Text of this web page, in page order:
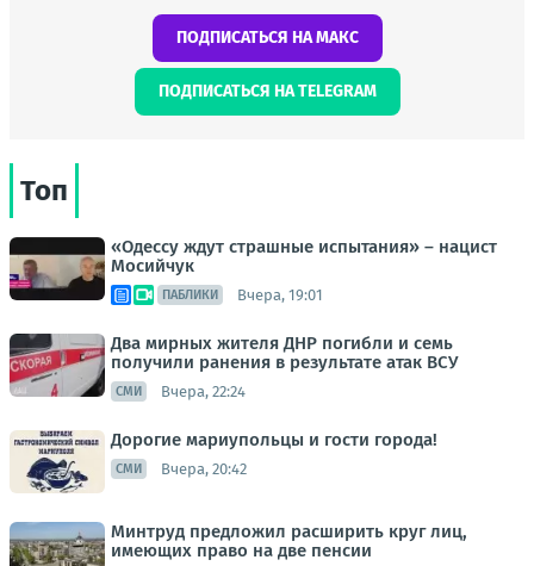
ПОДПИСАТЬСЯ НА МАКС
ПОДПИСАТЬСЯ НА TELEGRAM
Топ
«Одессу ждут страшные испытания» – нацист
Мосийчук
ПАБЛИКИ Вчера, 19:01
Два мирных жителя ДНР погибли и семь
получили ранения в результате атак ВСУ
СМИ Вчера, 22:24
Дорогие мариупольцы и гости города!
СМИ Вчера, 20:42
Минтруд предложил расширить круг лиц,
имеющих право на две пенсии